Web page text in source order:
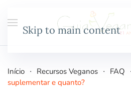
Skip to main content
Início Recursos Veganos FAQ
suplementar e quanto?